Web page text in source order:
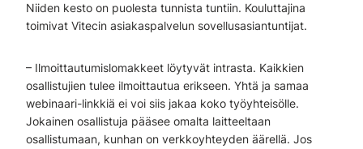
Niiden kesto on puolesta tunnista tuntiin. Kouluttajina
toimivat Vitecin asiakaspalvelun sovellusasiantuntijat.
– Ilmoittautumislomakkeet löytyvät intrasta. Kaikkien
osallistujien tulee ilmoittautua erikseen. Yhtä ja samaa
webinaari-linkkiä ei voi siis jakaa koko työyhteisölle.
Jokainen osallistuja pääsee omalta laitteeltaan
osallistumaan, kunhan on verkkoyhteyden äärellä. Jos